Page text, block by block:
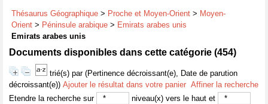
Thésaurus Géographique > Proche et Moyen-Orient > Moyen-
Orient > Péninsule arabique > Emirats arabes unis
Emirats arabes unis
Documents disponibles dans cette catégorie (454)
trié(s) par (Pertinence décroissant(e), Date de parution
décroissant(e)) Ajouter le résultat dans votre panier Affiner la recherche
Etendre la recherche sur
niveau(x) vers le haut et